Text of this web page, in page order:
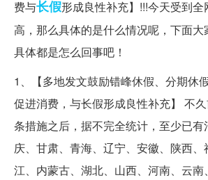
费与长假形成良性补充】!!!今天受到全
高，那么具体的是什么情况呢，下面
具体都是怎么回事吧！
1、【多地发文鼓励错峰休假、分期休
促进消费，与长假形成良性补充】 不久
条措施之后，据不完全统计，至少已
庆、甘肃、青海、辽宁、安徽、陕西
江、内蒙古、湖北、山西、河南、云